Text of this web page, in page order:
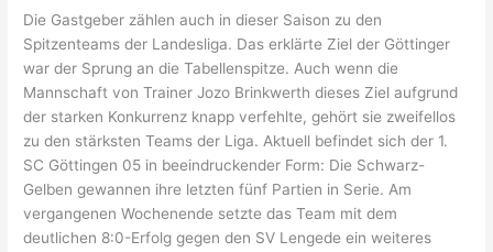
Die Gastgeber zählen auch in dieser Saison zu den
Spitzenteams der Landesliga. Das erklärte Ziel der Göttinger
war der Sprung an die Tabellenspitze. Auch wenn die
Mannschaft von Trainer Jozo Brinkwerth dieses Ziel aufgrund
der starken Konkurrenz knapp verfehlte, gehört sie zweifellos
zu den stärksten Teams der Liga. Aktuell befindet sich der 1.
SC Göttingen 05 in beeindruckender Form: Die Schwarz-
Gelben gewannen ihre letzten fünf Partien in Serie. Am
vergangenen Wochenende setzte das Team mit dem
deutlichen 8:0-Erfolg gegen den SV Lengede ein weiteres